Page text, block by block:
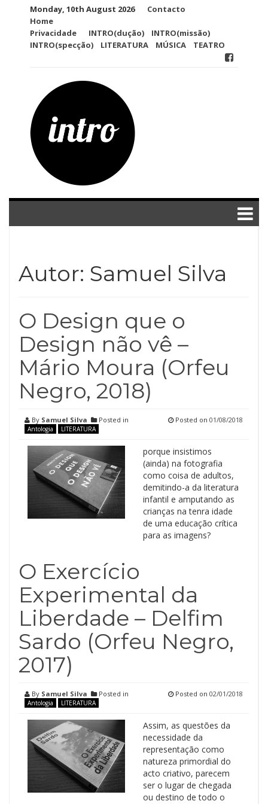
Monday, 10th August 2026
Contacto
Home
Privacidade
INTRO(dução)
INTRO(missão)
INTRO(specção)
LITERATURA MÚSICA TEATRO
Autor: Samuel Silva
O Design que o
Design não vê –
Mário Moura (Orfeu
Negro, 2018)
By Samuel Silva Posted in
Antologia LITERATURA
Posted on 01/08/2018
porque insistimos
(ainda) na fotografia
como coisa de adultos,
demitindo-a da literatura
infantil e amputando as
crianças na tenra idade
de uma educação crítica
para as imagens?
O Exercício
Experimental da
Liberdade – Delfim
Sardo (Orfeu Negro,
2017)
By Samuel Silva Posted in
Antologia LITERATURA
Posted on 02/01/2018
Assim, as questões da
necessidade da
representação como
natureza primordial do
acto criativo, parecem
ser o lugar de chegada
ou destino de todo o